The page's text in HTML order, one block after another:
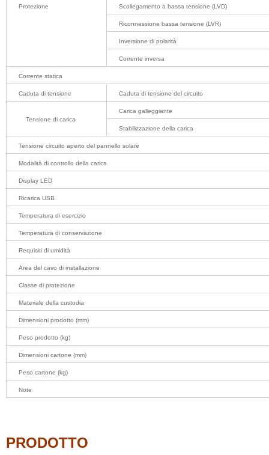
Protezione Scollegamento a bassa tensione (LVD)
Riconnessione bassa tensione (LVR)
Inversione di polarità
Corrente inversa
Corrente statica
Caduta di tensione Caduta di tensione del circuito
Tensione di carica
Carica galleggiante
Stabilizzazione della carica
Tensione circuito aperto del pannello solare
Modalità di controllo della carica
Display LED
Ricarica USB
Temperatura di esercizio
Temperatura di conservazione
Requisiti di umidità
Area del cavo di installazione
Classe di protezione
Materiale della custodia
Dimensioni prodotto (mm)
Peso prodotto (kg)
Dimensioni cartone (mm)
Peso cartone (kg)
Note
PRODOTTO